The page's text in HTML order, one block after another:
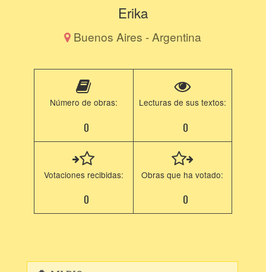
Erika
Buenos Aires - Argentina
Número de obras:
0
Lecturas de sus textos:
0
Votaciones recibidas:
0
Obras que ha votado:
0